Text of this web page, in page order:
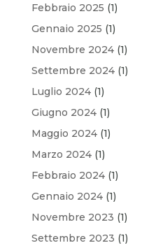
Febbraio 2025 (1)
Gennaio 2025 (1)
Novembre 2024(1)
Settembre 2024(1)
Luglio 2024(1)
Giugno 2024(1)
Maggio 2024(1)
Marzo 2024(1)
Febbraio 2024(1)
Gennaio 2024(1)
Novembre 2023 (1)
Settembre 2023 (1)